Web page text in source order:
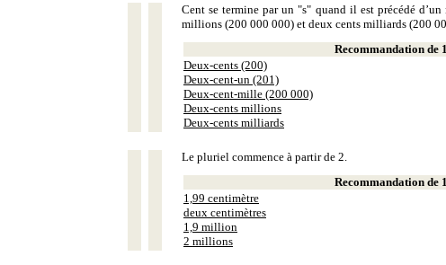
Cent se termine par un "s" quand il est précédé
millions (200 000 000) et deux cents milliards (200
Recommandation de
Deux-cents (200)
Deux-cent-un (201)
Deux-cent-mille (200 000)
Deux-cents millions
Deux-cents milliards
Le pluriel commence à partir de 2.
Recommandation de
1,99 centimètre
deux centimètres
1,9 million
2 millions